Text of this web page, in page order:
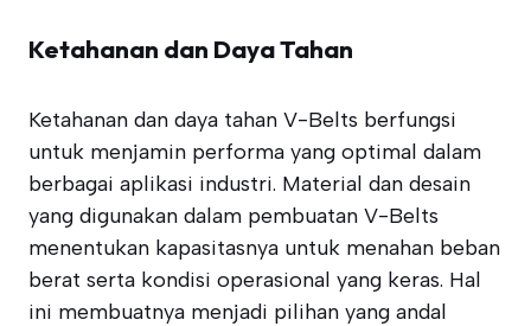
Ketahanan dan Daya Tahan
Ketahanan dan daya tahan V-Belts berfungsi
untuk menjamin performa yang optimal dalam
berbagai aplikasi industri. Material dan desain
yang digunakan dalam pembuatan V-Belts
menentukan kapasitasnya untuk menahan beban
berat serta kondisi operasional yang keras. Hal
ini membuatnya menjadi pilihan yang andal